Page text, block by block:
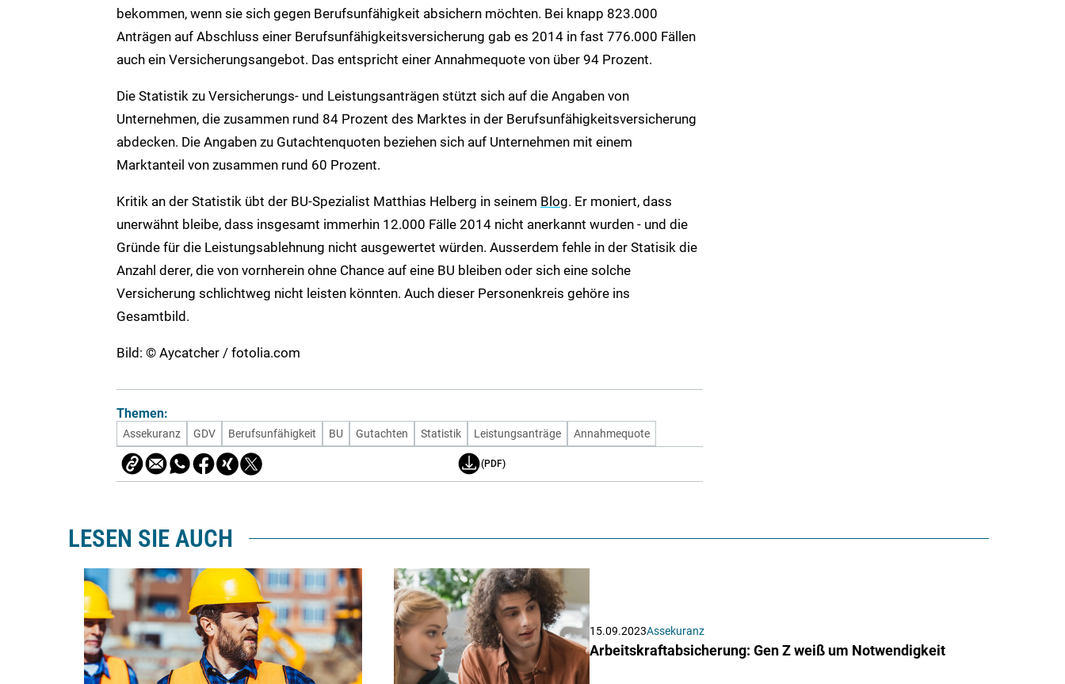
bekommen, wenn sie sich gegen Berufsunfähigkeit absichern möchten. Bei knapp 823.000
Anträgen auf Abschluss einer Berufsunfähigkeitsversicherung gab es 2014 in fast 776.000 Fällen
auch ein Versicherungsangebot. Das entspricht einer Annahmequote von über 94 Prozent.
Die Statistik zu Versicherungs- und Leistungsanträgen stützt sich auf die Angaben von
Unternehmen, die zusammen rund 84 Prozent des Marktes in der Berufsunfähigkeitsversicherung
abdecken. Die Angaben zu Gutachtenquoten beziehen sich auf Unternehmen mit einem
Marktanteil von zusammen rund 60 Prozent.
Kritik an der Statistik übt der BU-Spezialist Matthias Helberg in seinem Blog. Er moniert, dass
unerwähnt bleibe, dass insgesamt immerhin 12.000 Fälle 2014 nicht anerkannt wurden - und die
Gründe für die Leistungsablehnung nicht ausgewertet würden. Ausserdem fehle in der Statisik die
Anzahl derer, die von vornherein ohne Chance auf eine BU bleiben oder sich eine solche
Versicherung schlichtweg nicht leisten könnten. Auch dieser Personenkreis gehöre ins
Gesamtbild.
Bild: © Aycatcher / fotolia.com
Themen:
Assekuranz GDV Berufsunfähigkeit BU Gutachten Statistik Leistungsanträge Annahmequote
(PDF)
LESEN SIE AUCH
15.09.2023Assekuranz
Arbeitskraftabsicherung: Gen Z weiß um Notwendigkeit